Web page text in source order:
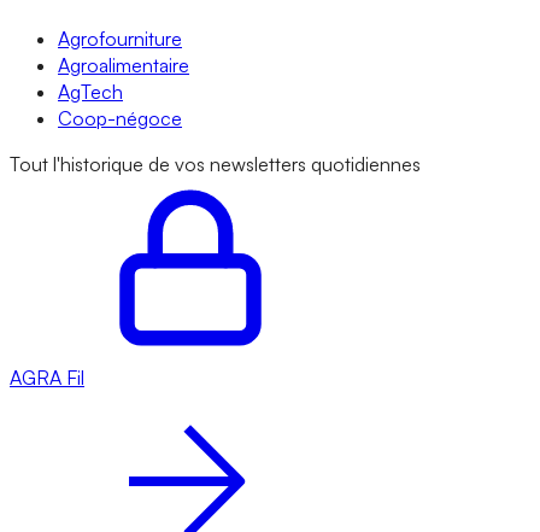
Agrofourniture
Agroalimentaire
AgTech
Coop-négoce
Tout l'historique de vos newsletters quotidiennes
AGRA Fil